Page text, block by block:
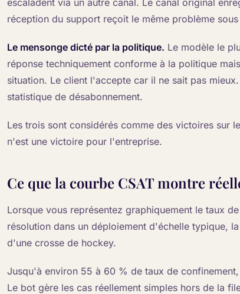
escaladent via un autre canal. Le canal original
réception du support reçoit le même problème
Le mensonge dicté par la politique. Le modèle le
réponse techniquement conforme à la politique
situation. Le client l'accepte car il ne sait pas
statistique de désabonnement.
Les trois sont considérés comme des victoires sur
n'est une victoire pour l'entreprise.
Ce que la courbe CSAT montre
Lorsque vous représentez graphiquement le taux
résolution dans un déploiement d'échelle typique,
d'une crosse de hockey.
Jusqu'à environ 55 à 60 % de taux de
Le bot gère les cas réellement simples hors de la